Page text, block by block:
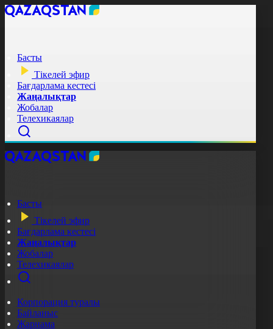
Басты
Тікелей эфир
Бағдарлама кестесі
Жаңалықтар
Жобалар
Телехикаялар
Басты
Тікелей эфир
Бағдарлама кестесі
Жаңалықтар
Жобалар
Телехикаялар
Корпорация туралы
Байланыс
Жарнама